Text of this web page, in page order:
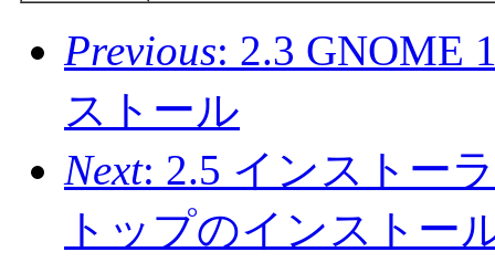
Previous: 2.3 GNOME
ストール
Next: 2.5 インストー
トップのインストー